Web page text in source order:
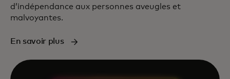
d’indépendance aux personnes aveugles et
malvoyantes.
En savoir plus